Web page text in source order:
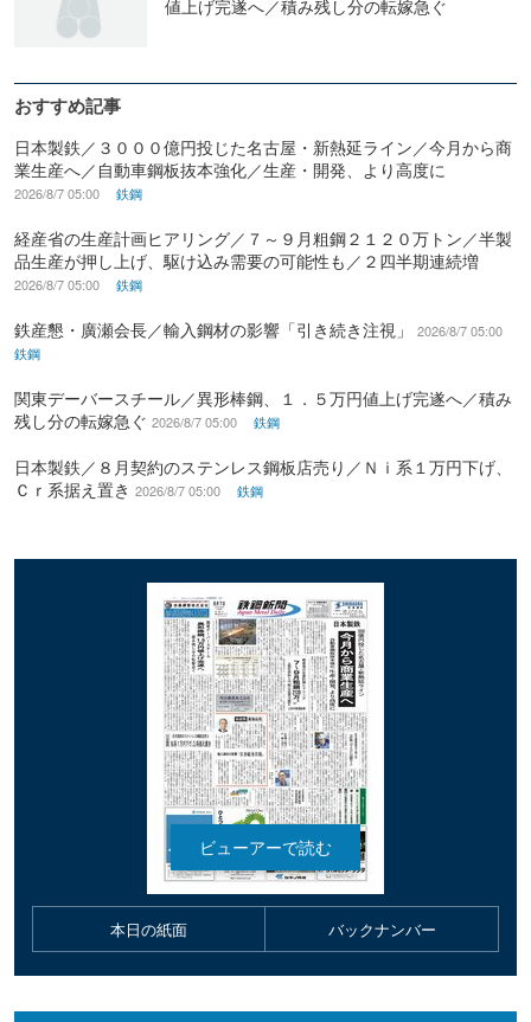
値上げ完遂へ／積み残し分の転嫁急ぐ
おすすめ記事
日本製鉄／３０００億円投じた名古屋・新熱延ライン／今月から商
業生産へ／自動車鋼板抜本強化／生産・開発、より高度に
2026/8/7 05:00 鉄鋼
経産省の生産計画ヒアリング／７～９月粗鋼２１２０万トン／半製
品生産が押し上げ、駆け込み需要の可能性も／２四半期連続増
2026/8/7 05:00 鉄鋼
鉄産懇・廣瀬会長／輸入鋼材の影響「引き続き注視」
2026/8/7 05:00
鉄鋼
関東デーバースチール／異形棒鋼、１．５万円値上げ完遂へ／積み
残し分の転嫁急ぐ 2026/8/7 05:00 鉄鋼
日本製鉄／８月契約のステンレス鋼板店売り／Ｎｉ系１万円下げ、
Ｃｒ系据え置き 2026/8/7 05:00 鉄鋼
本日の紙面 バックナンバー